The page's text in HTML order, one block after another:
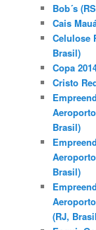
Bob´s
Cais
Celulose
Brasil)
Copa
Cristo
Brasil)
Brasil)
(RJ,